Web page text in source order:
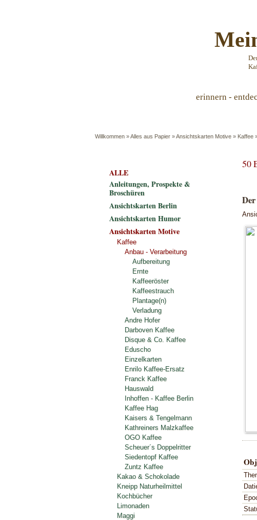
erinnern -
Willkommen »Alles aus Papier »Ansichtskarten Motive » Kaffee
50
ALLE
Anleitungen, Prospekte &
Broschüren
Ansichtskarten Berlin
Ansichtskarten Humor
Ansichtskarten Motive
Kaffee
Anbau - Verarbeitung
Aufbereitung
Ernte
Kaffeeröster
Kaffeestrauch
Plantage(n)
Verladung
Andre Hofer
Darboven Kaffee
Disque & Co. Kaffee
Eduscho
Einzelkarten
Enrilo Kaffee-Ersatz
Franck Kaffee
Hauswald
Inhoffen - Kaffee Berlin
Kaffee Hag
Kaisers & Tengelmann
Kathreiners Malzkaffee
OGO Kaffee
Scheuer´s Doppelritter
Siedentopf Kaffee
Zuntz Kaffee
Kakao & Schokolade
Kneipp Naturheilmittel
Kochbücher
Limonaden
Maggi